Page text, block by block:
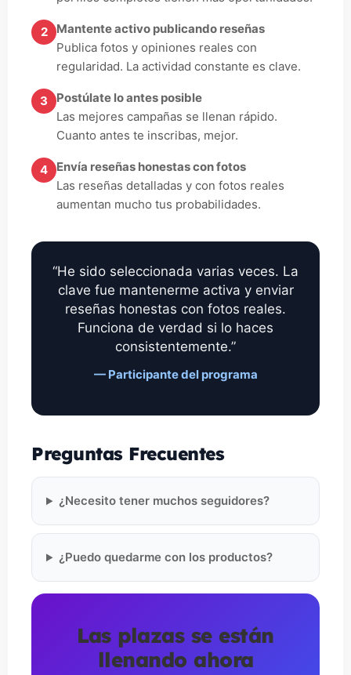
2
Mantente activo publicando reseñas
Publica fotos y opiniones reales con
regularidad. La actividad constante es clave.
3
Postúlate lo antes posible
Las mejores campañas se llenan rápido.
Cuanto antes te inscribas, mejor.
4
Envía reseñas honestas con fotos
Las reseñas detalladas y con fotos reales
aumentan mucho tus probabilidades.
“He sido seleccionada varias veces. La
clave fue mantenerme activa y enviar
reseñas honestas con fotos reales.
Funciona de verdad si lo haces
consistentemente.”
— Participante del programa
Preguntas Frecuentes
¿Necesito tener muchos seguidores?
¿Puedo quedarme con los productos?
Las plazas se están
llenando ahora